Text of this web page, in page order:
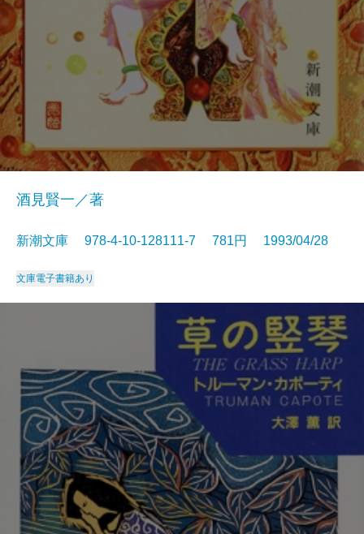
酒見賢一／著
新潮文庫 978-4-10-128111-7 781円 1993/04/28
文庫電子書籍あり